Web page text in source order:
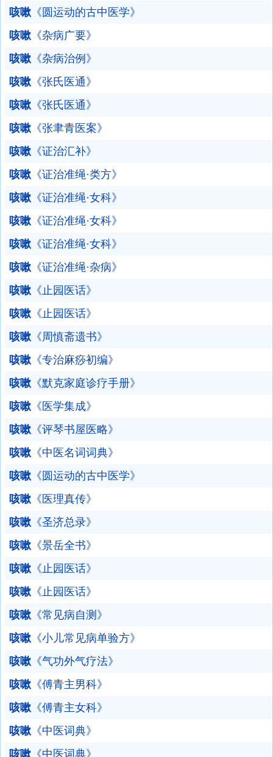
咳嗽 《圆运动的古中医学》
咳嗽 《杂病广要》
咳嗽 《杂病治例》
咳嗽 《张氏医通》
咳嗽 《张氏医通》
咳嗽 《张聿青医案》
咳嗽 《证治汇补》
咳嗽 《证治准绳·类方》
咳嗽 《证治准绳·女科》
咳嗽 《证治准绳·女科》
咳嗽 《证治准绳·女科》
咳嗽 《证治准绳·杂病》
咳嗽 《止园医话》
咳嗽 《止园医话》
咳嗽 《周慎斋遗书》
咳嗽 《专治麻痧初编》
咳嗽 《默克家庭诊疗手册》
咳嗽 《医学集成》
咳嗽 《评琴书屋医略》
咳嗽 《中医名词词典》
咳嗽 《圆运动的古中医学》
咳嗽 《医理真传》
咳嗽 《圣济总录》
咳嗽 《景岳全书》
咳嗽 《止园医话》
咳嗽 《止园医话》
咳嗽 《常见病自测》
咳嗽 《小儿常见病单验方》
咳嗽 《气功外气疗法》
咳嗽 《傅青主男科》
咳嗽 《傅青主女科》
咳嗽 《中医词典》
咳嗽 《中医词典》